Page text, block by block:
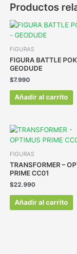
Productos
FIGURAS
FIGURA BATTLE
GEODUDE
$7.990
Añadir al carrito
FIGURAS
TRANSFORMER –
PRIME CC01
$22.990
Añadir al carrito